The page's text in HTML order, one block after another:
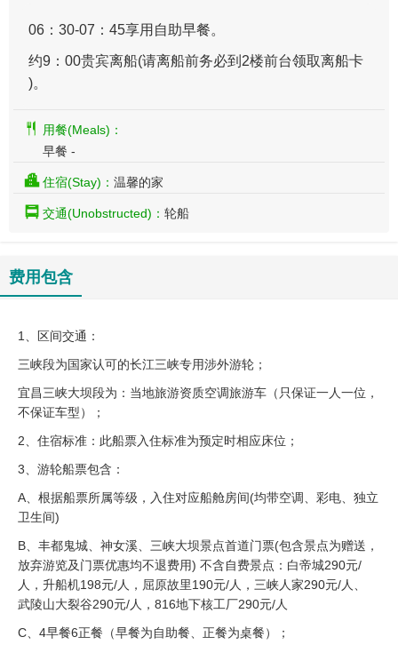
​06：30-07：45享用自助早餐。
约9：00贵宾离船(请离船前务必到2楼前台领取离船卡
)。
用餐(Meals)：
早餐 -
住宿(Stay)： 温馨的家
交通(Unobstructed)： 轮船
费用包含
1、区间交通：
三峡段为国家认可的长江三峡专用涉外游轮；
宜昌三峡大坝段为：当地旅游资质空调旅游车（只保证一人一位，
不保证车型）；
2、住宿标准：此船票入住标准为预定时相应床位；
3、游轮船票包含：
A、根据船票所属等级，入住对应船舱房间(均带空调、彩电、独立
卫生间)
B、丰都鬼城、神女溪、三峡大坝景点首道门票(包含景点为赠送，
放弃游览及门票优惠均不退费用) 不含自费景点：白帝城290元/
人，升船机198元/人，屈原故里190元/人，三峡人家290元/人、
武陵山大裂谷290元/人，816地下核工厂290元/人
C、4早餐6正餐（早餐为自助餐、正餐为桌餐）；